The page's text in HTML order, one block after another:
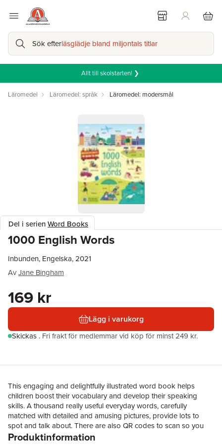
Sök efterläsglädje bland miljontals titlar
Allt till skolstarten! ❯
Läromedel Läromedel: språk Läromedel: modersmål
Del i serienWord Books
1000 English Words
Inbunden, Engelska, 2021
AvJane Bingham
169 kr
Lägg i varukorg
Skickas . Fri frakt för medlemmar vid köp för minst 249 kr.
This engaging and delightfully illustrated word book helps
children boost their vocabulary and develop their speaking
skills. A thousand really useful everyday words, carefully
matched with detailed and amusing pictures, provide lots to
spot and talk about. There are also QR codes to scan so you
can listen to all the words.
Produktinformation